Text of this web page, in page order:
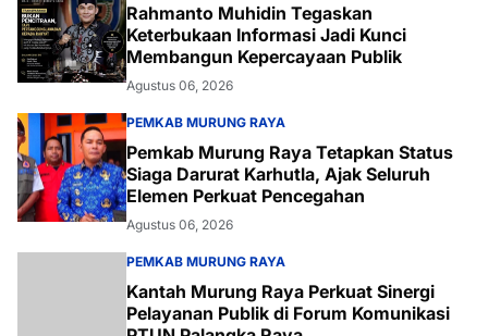
Rahmanto Muhidin Tegaskan
Keterbukaan Informasi Jadi Kunci
Membangun Kepercayaan Publik
Agustus 06, 2026
PEMKAB MURUNG RAYA
Pemkab Murung Raya Tetapkan Status
Siaga Darurat Karhutla, Ajak Seluruh
Elemen Perkuat Pencegahan
Agustus 06, 2026
PEMKAB MURUNG RAYA
Kantah Murung Raya Perkuat Sinergi
Pelayanan Publik di Forum Komunikasi